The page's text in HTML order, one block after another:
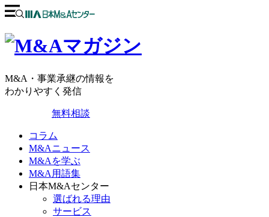
M&A・事業承継の情報を
わかりやすく発信
無料相談
コラム
M&Aニュース
M&Aを学ぶ
M&A用語集
日本M&Aセンター
選ばれる理由
サービス